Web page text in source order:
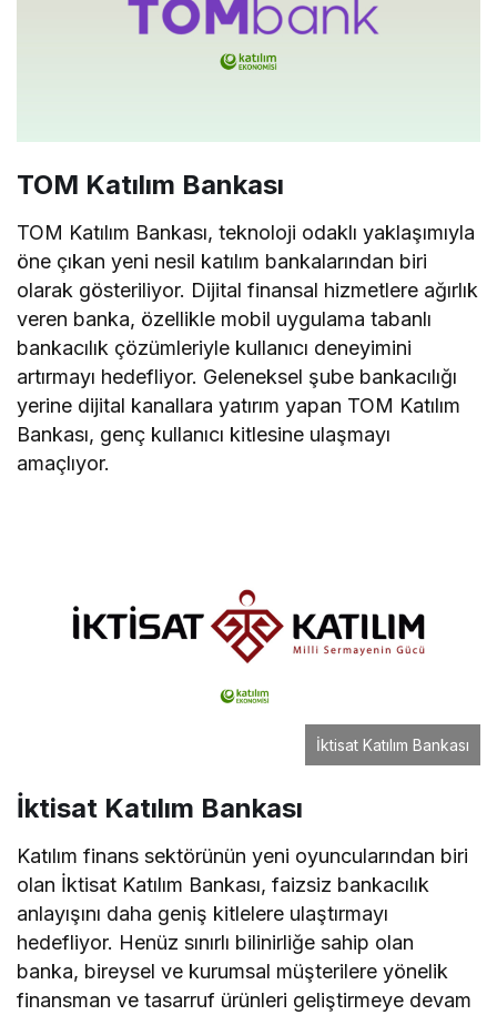
TOM Katılım Bankası
TOM Katılım Bankası, teknoloji odaklı yaklaşımıyla
öne çıkan yeni nesil katılım bankalarından biri
olarak gösteriliyor. Dijital finansal hizmetlere ağırlık
veren banka, özellikle mobil uygulama tabanlı
bankacılık çözümleriyle kullanıcı deneyimini
artırmayı hedefliyor. Geleneksel şube bankacılığı
yerine dijital kanallara yatırım yapan TOM Katılım
Bankası, genç kullanıcı kitlesine ulaşmayı
amaçlıyor.
İktisat Katılım Bankası
İktisat Katılım Bankası
Katılım finans sektörünün yeni oyuncularından biri
olan İktisat Katılım Bankası, faizsiz bankacılık
anlayışını daha geniş kitlelere ulaştırmayı
hedefliyor. Henüz sınırlı bilinirliğe sahip olan
banka, bireysel ve kurumsal müşterilere yönelik
finansman ve tasarruf ürünleri geliştirmeye devam